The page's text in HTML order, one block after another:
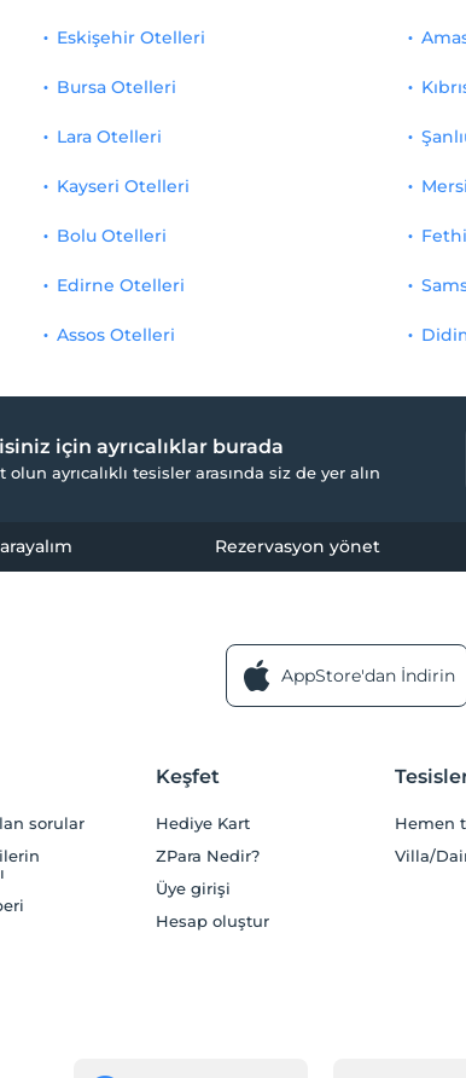
Eskişehir Otelleri
Bursa Otelleri
Lara Otelleri
Kayseri Otelleri
Bolu Otelleri
Edirne Otelleri
Assos Otelleri
için ayrıcalıklar burada
olun ayrıcalıklı tesisler arasında siz de yer alın
Rezervasyon yönet
AppStore'dan İndirin
sorular
Keşfet
Hediye Kart
ZPara Nedir?
Üye girişi
Hesap oluştur
Hemen
Villa/